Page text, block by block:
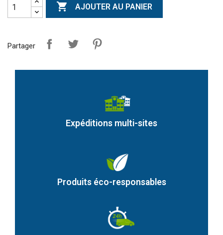
 AJOUTER AU PANIER
Partager
Expéditions multi-sites
Produits éco-responsables